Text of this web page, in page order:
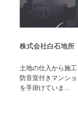
株式会社白石地所
土地の仕入から施
防音室付きマンシ
を手掛けていま...